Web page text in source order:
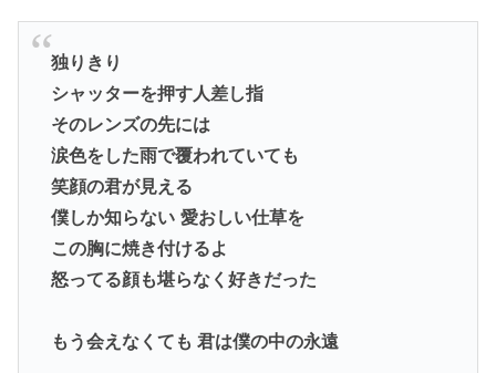
独りきり
シャッターを押す人差し指
そのレンズの先には
涙色をした雨で覆われていても
笑顔の君が見える
僕しか知らない 愛おしい仕草を
この胸に焼き付けるよ
怒ってる顔も堪らなく好きだった
もう会えなくても 君は僕の中の永遠